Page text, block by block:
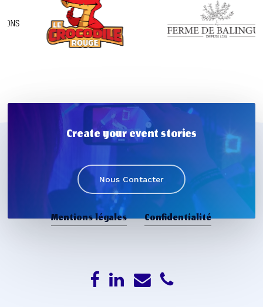
Create your event stories
Nous Contacter
Mentions légales Confidentialité